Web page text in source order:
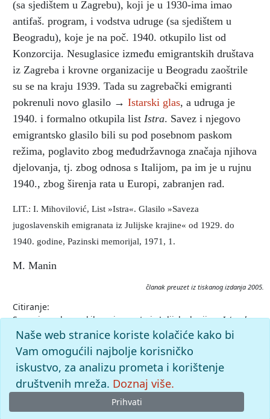
(sa sjedištem u Zagrebu), koji je u 1930-ima imao
antifaš. program, i vodstva udruge (sa sjedištem u
Beogradu), koje je na poč. 1940. otkupilo list od
Konzorcija. Nesuglasice između emigrantskih društava
iz Zagreba i krovne organizacije u Beogradu zaoštrile
su se na kraju 1939. Tada su zagrebački emigranti
pokrenuli novo glasilo → Istarski glas, a udruga je
1940. i formalno otkupila list Istra. Savez i njegovo
emigrantsko glasilo bili su pod posebnom paskom
režima, poglavito zbog međudržavnoga značaja njihova
djelovanja, tj. zbog odnosa s Italijom, pa im je u rujnu
1940., zbog širenja rata u Europi, zabranjen rad.
LIT.: I. Mihovilović, List »Istra«. Glasilo »Saveza
jugoslavenskih emigranata iz Julijske krajine« od 1929. do
1940. godine, Pazinski memorijal, 1971, 1.
M. Manin
članak preuzet iz tiskanog izdanja 2005.
Citiranje:
Savez jugoslavenskih emigranata iz Julijske krajine.Istarska
enciklopedija (2005), mrežno izdanje.Leksikografski zavod
Miroslav Krleža, 2026. Pristupljeno 9.8.2026.
<https://istra.lzmk.hr/clanak/savez-jugoslavenskih-
emigranata-iz-julijske-krajine>.
Naše web stranice koriste kolačiće kako bi
Vam omogućili najbolje korisničko
iskustvo, za analizu prometa i korištenje
društvenih mreža. Doznaj više.
Prihvati
© 2026Leksikografski zavodMiroslav Krleža